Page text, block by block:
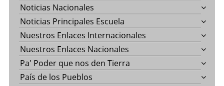
Noticias Nacionales
Noticias Principales Escuela
Nuestros Enlaces Internacionales
Nuestros Enlaces Nacionales
Pa' Poder que nos den Tierra
País de los Pueblos